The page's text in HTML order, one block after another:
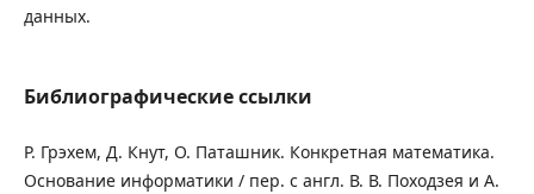
данных.
Библиографические ссылки
Р. Грэхем, Д. Кнут, О. Паташник. Конкретная математика.
Основание информатики / пер. с англ. В. В. Походзея и А.